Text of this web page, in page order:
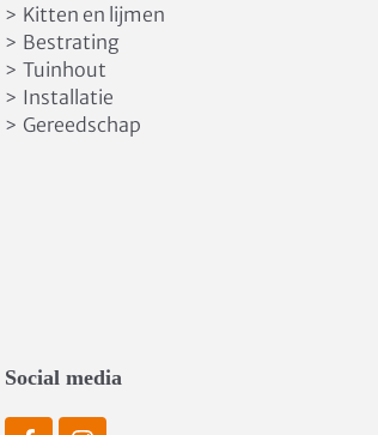
> Kitten en lijmen
> Bestrating
> Tuinhout
> Installatie
> Gereedschap
Social media